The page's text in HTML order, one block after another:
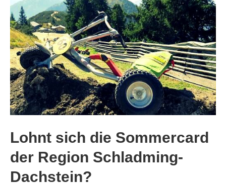
Lohnt sich die Sommercard
der Region Schladming-
Dachstein?